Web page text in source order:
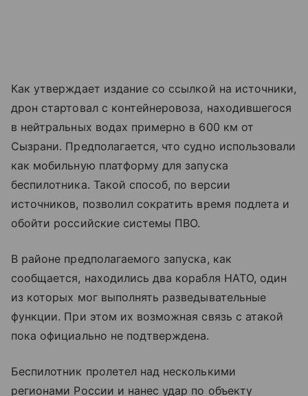
Как утверждает издание со ссылкой на источники,
дрон стартовал с контейнеровоза, находившегося
в нейтральных водах примерно в 600 км от
Сызрани. Предполагается, что судно использовали
как мобильную платформу для запуска
беспилотника. Такой способ, по версии
источников, позволил сократить время подлета и
обойти российские системы ПВО.
В районе предполагаемого запуска, как
сообщается, находились два корабля НАТО, один
из которых мог выполнять разведывательные
функции. При этом их возможная связь с атакой
пока официально не подтверждена.
Беспилотник пролетел над несколькими
регионами России и нанес удар по объекту